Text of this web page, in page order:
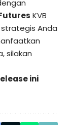
KVB
Anda
silakan
ini